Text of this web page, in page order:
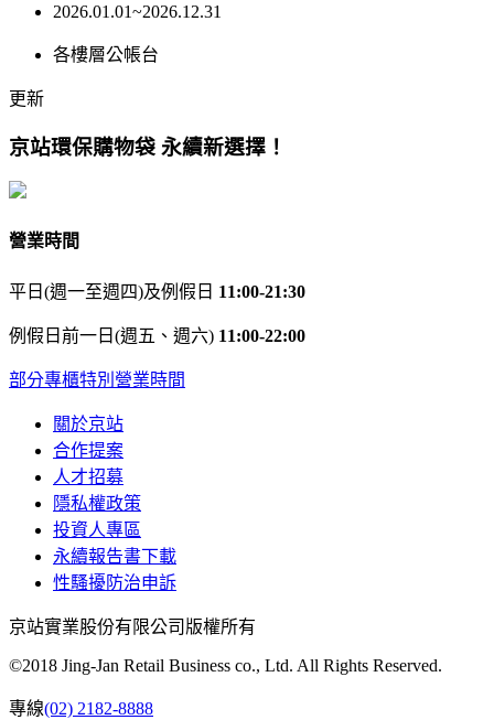
2026.01.01~2026.12.31
各樓層公帳台
更新
京站環保購物袋 永續新選擇！
營業時間
平日(週一至週四)及例假日 11:00-21:30
例假日前一日(週五、週六) 11:00-22:00
部分專櫃特別營業時間
關於京站
合作提案
人才招募
隱私權政策
投資人專區
永續報告書下載
性騷擾防治申訴
京站實業股份有限公司版權所有
©2018 Jing-Jan Retail Business co., Ltd. All Rights Reserved.
專線(02) 2182-8888